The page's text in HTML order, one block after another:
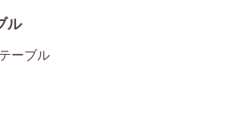
ル
ーブル